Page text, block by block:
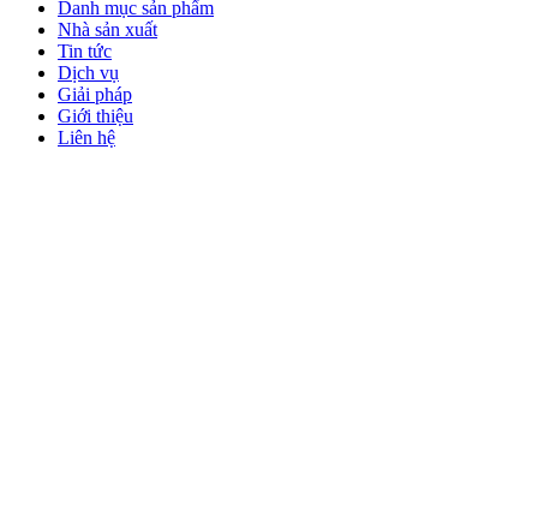
Danh mục sản phẩm
Nhà sản xuất
Tin tức
Dịch vụ
Giải pháp
Giới thiệu
Liên hệ